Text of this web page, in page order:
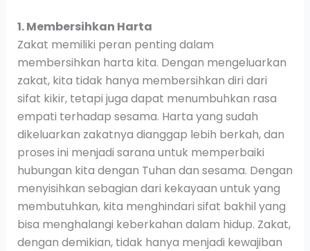
1. Membersihkan Harta
Zakat memiliki peran penting dalam
membersihkan harta kita. Dengan mengeluarkan
zakat, kita tidak hanya membersihkan diri dari
sifat kikir, tetapi juga dapat menumbuhkan rasa
empati terhadap sesama. Harta yang sudah
dikeluarkan zakatnya dianggap lebih berkah, dan
proses ini menjadi sarana untuk memperbaiki
hubungan kita dengan Tuhan dan sesama. Dengan
menyisihkan sebagian dari kekayaan untuk yang
membutuhkan, kita menghindari sifat bakhil yang
bisa menghalangi keberkahan dalam hidup. Zakat,
dengan demikian, tidak hanya menjadi kewajiban